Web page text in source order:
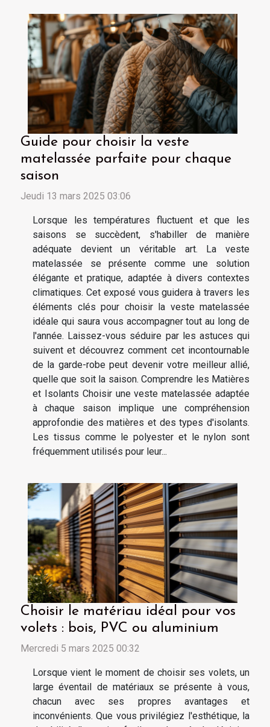
Guide pour choisir la veste
matelassée parfaite pour chaque
saison
Jeudi 13 mars 2025 03:06
Lorsque les températures fluctuent et que les
saisons se succèdent, s'habiller de manière
adéquate devient un véritable art. La veste
matelassée se présente comme une solution
élégante et pratique, adaptée à divers contextes
climatiques. Cet exposé vous guidera à travers les
éléments clés pour choisir la veste matelassée
idéale qui saura vous accompagner tout au long de
l'année. Laissez-vous séduire par les astuces qui
suivent et découvrez comment cet incontournable
de la garde-robe peut devenir votre meilleur allié,
quelle que soit la saison. Comprendre les Matières
et Isolants Choisir une veste matelassée adaptée
à chaque saison implique une compréhension
approfondie des matières et des types d'isolants.
Les tissus comme le polyester et le nylon sont
fréquemment utilisés pour leur...
Choisir le matériau idéal pour vos
volets : bois, PVC ou aluminium
Mercredi 5 mars 2025 00:32
Lorsque vient le moment de choisir ses volets, un
large éventail de matériaux se présente à vous,
chacun avec ses propres avantages et
inconvénients. Que vous privilégiez l'esthétique, la